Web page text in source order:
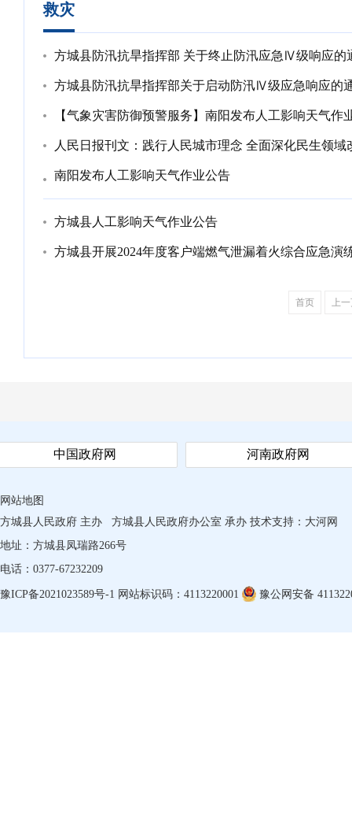
救灾
方城县防汛抗旱指挥部 关于终止防汛应急Ⅳ级响应的
方城县防汛抗旱指挥部关于启动防汛Ⅳ级应急响应的
【气象灾害防御预警服务】南阳发布人工影响天气作
人民日报刊文：践行人民城市理念 全面深化民生领域
南阳发布人工影响天气作业公告
方城县人工影响天气作业公告
方城县开展2024年度客户端燃气泄漏着火综合应急演
首页 上
中国政府网 河南政府网
网站地图
方城县人民政府 主办
方城县人民政府办公室 承办 技术支持： 大河网
地址：方城县凤瑞路266号
电话：0377-67232209
豫ICP备2021023589号-1 网站标识码：4113220001 豫公网安备